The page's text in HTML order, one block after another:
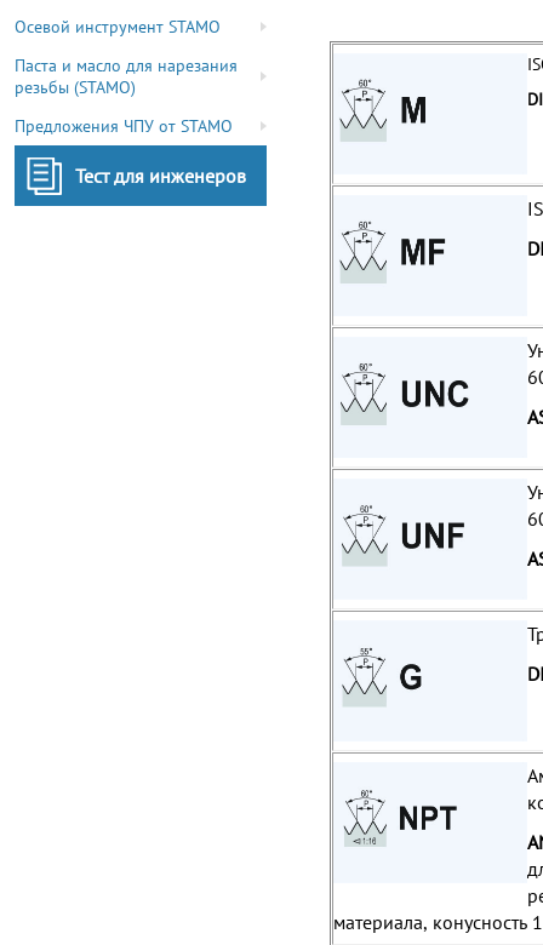
Осевой инструмент STAMO
Паста и масло для нарезания
резьбы (STAMO)
Предложения ЧПУ от STAMO
Тест для инженеров
материала, конусность